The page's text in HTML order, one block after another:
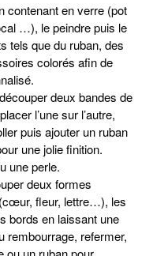
contenant en verre (pot
…), le peindre puis le
tels que du ruban, des
colorés afin de
découper deux bandes de
l’une sur l’autre,
puis ajouter un ruban
une jolie finition.
une perle.
deux formes
fleur, lettre…), les
bords en laissant une
rembourrage, refermer,